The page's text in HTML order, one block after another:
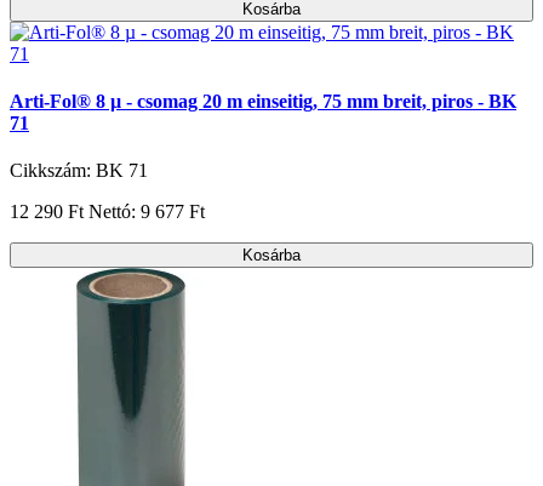
Kosárba
Arti-Fol® 8 µ - csomag 20 m einseitig, 75 mm breit, piros - BK
71
Cikkszám: BK 71
12 290 Ft Nettó: 9 677 Ft
Kosárba